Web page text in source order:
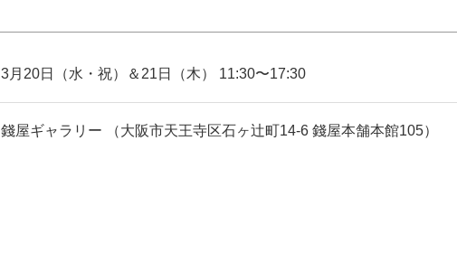
3月20日（水・祝）＆21日（木） 11:30〜17:30
錢屋ギャラリー （大阪市天王寺区石ヶ辻町14-6 錢屋本舗本館105）